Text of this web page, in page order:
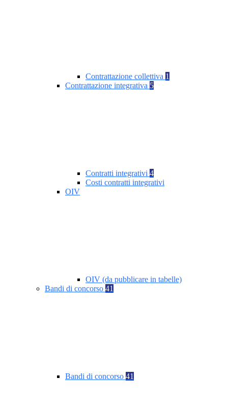
Contrattazione collettiva 1
Contrattazione integrativa 5
Contratti integrativi 4
Costi contratti integrativi
OIV
OIV (da pubblicare in tabelle)
Bandi di concorso 41
Bandi di concorso 41